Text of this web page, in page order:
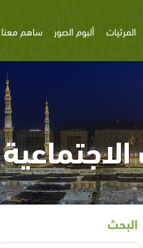
المرئيات ألبوم الصور ساهم معنا
البحث